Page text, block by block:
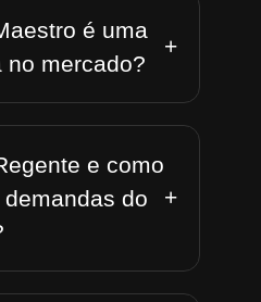
é uma
no mercado?
+
e como
do
+